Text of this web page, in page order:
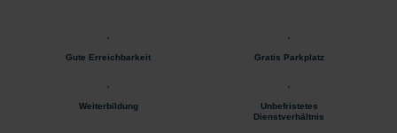
Gute Erreichbarkeit Gratis Parkplatz
Weiterbildung
Unbefristetes
Dienstverhältnis